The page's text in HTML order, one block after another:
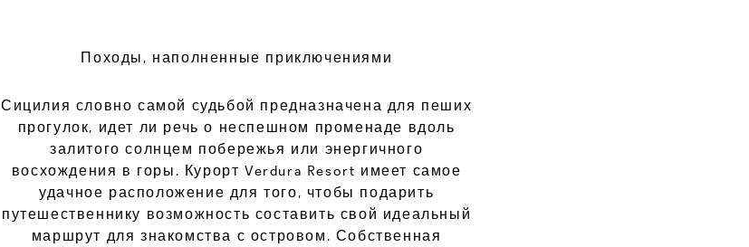
П оходы, наполненные приключениями
Сицилия словно самой судьбой предназначена для пеших
прогулок, идет ли речь о неспешном променаде вдоль
залитого солнцем побережья или энергичного
восхождения в горы. Курорт Verdura Resort имеет самое
удачное расположение для того, чтобы подарить
путешественнику возможность составить свой идеальный
маршрут для знакомства с островом. Собственная